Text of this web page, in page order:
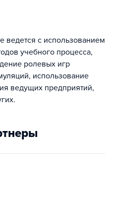
учебного процесса,
ролевых игр
использование
ведущих предприятий,